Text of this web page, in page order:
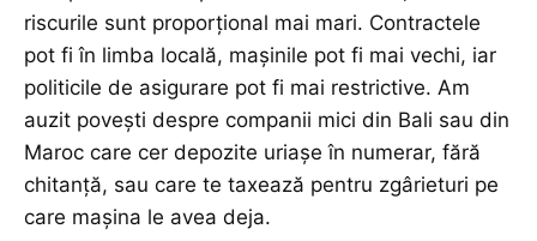
riscurile sunt proporțional mai mari. Contractele
pot fi în limba locală, mașinile pot fi mai vechi, iar
politicile de asigurare pot fi mai restrictive. Am
auzit povești despre companii mici din Bali sau din
Maroc care cer depozite uriașe în numerar, fără
chitanță, sau care te taxează pentru zgârieturi pe
care mașina le avea deja.